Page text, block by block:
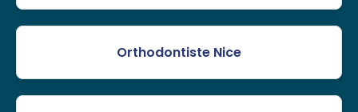
Orthodontiste Nice